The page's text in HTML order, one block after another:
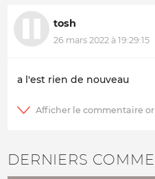
tosh
26 mars 2022 à 19:29:15
a l'est rien de nouveau
DERNIERS